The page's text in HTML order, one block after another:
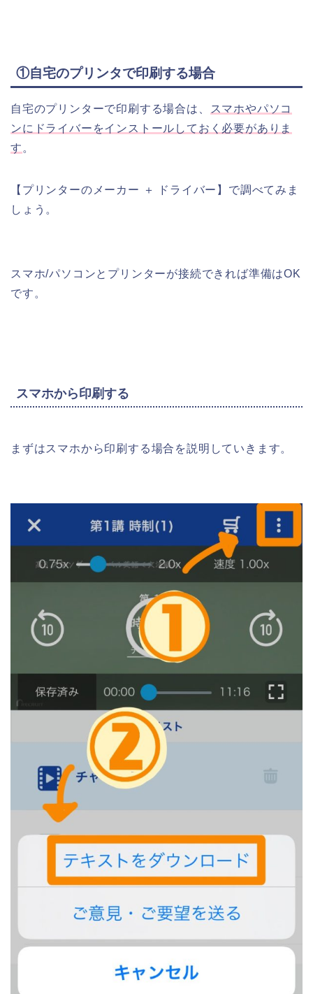
①自宅のプリンタで印刷する場合
自宅のプリンターで印刷する場合は、
スマホやパソコ
ンにドライバーをインストールしておく必要がありま
す 。
【プリンターのメーカー ＋ ドライバー】で調べてみま
しょう。
スマホ/パソコンとプリンターが接続できれば準備はOK
です。
スマホから印刷する
まずはスマホから印刷する場合を説明していきます。